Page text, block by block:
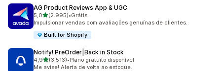
AG Product Reviews App & UGC
5,0de 5 estrelas
(2.995)
2995 avaliações ao todo
•Grátis
Impulsionar vendas com avaliações genuínas de clientes.
Built for Shopify
Notify! PreOrder|Back in Stock
4,9de 5 estrelas
(3.513)
3513 avaliações ao todo
•Plano gratuito disponível
Me avise! Alerta de volta ao estoque.